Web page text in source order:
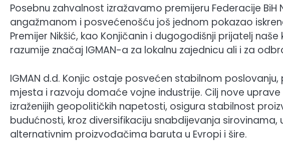
Posebnu zahvalnost izražavamo premijeru Federacije BiH
angažmanom i posvećenošću još jednom pokazao
Premijer Nikšić, kao Konjičanin i dugogodišnji prijatelj
razumije značaj IGMAN-a za lokalnu zajednicu ali i za
IGMAN d.d. Konjic ostaje posvećen stabilnom
mjesta i razvoju domaće vojne industrije. Cilj nove
izraženijih geopolitičkih napetosti, osigura stabilnost
budućnosti, kroz diversifikaciju snabdijevanja sirovinama,
alternativnim proizvođačima baruta u Evropi i šire.